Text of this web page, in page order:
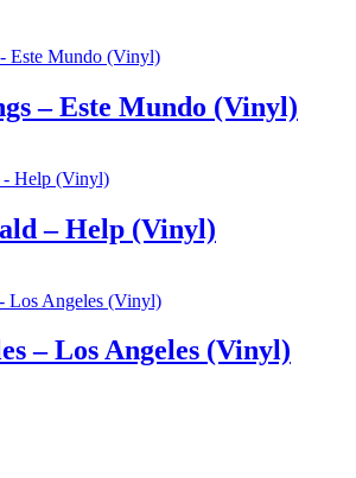
– Este Mundo (Vinyl)
– Help (Vinyl)
– Los Angeles (Vinyl)